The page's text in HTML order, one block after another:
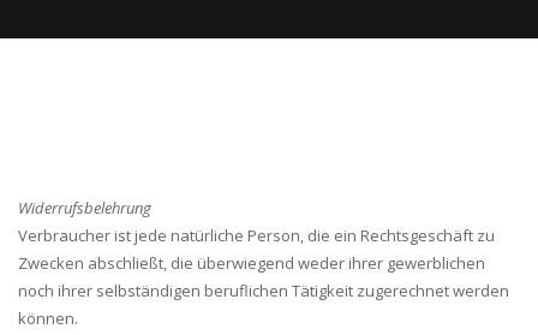
Widerrufsbelehrung
Verbraucher ist jede natürliche Person, die ein Rechtsgeschäft zu
Zwecken abschließt, die überwiegend weder ihrer gewerblichen
noch ihrer selbständigen beruflichen Tätigkeit zugerechnet werden
können.